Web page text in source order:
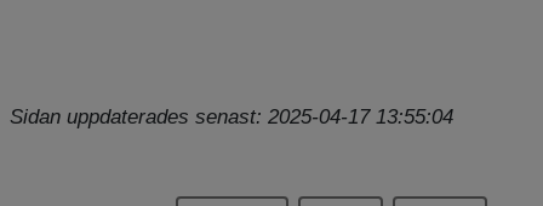
Sidan uppdaterades senast: 2025-04-17 13:55:04